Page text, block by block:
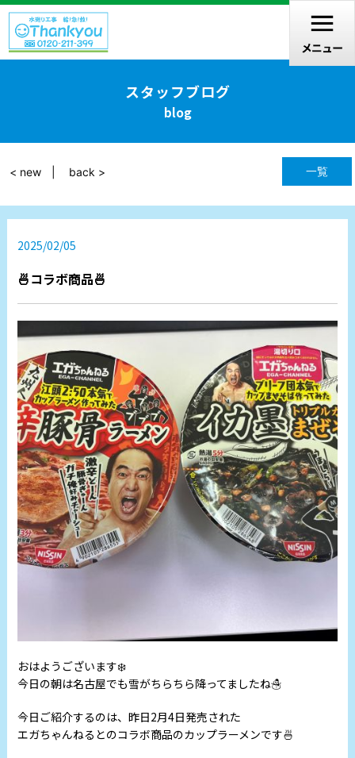
スタッフブログ
blog
一覧
< new back >
2025/02/05
🍜コラボ商品🍜
おはようございます❄️
今日の朝は名古屋でも雪がちらちら降ってましたね☃️
今日ご紹介するのは、昨日2月4日発売された
エガちゃんねるとのコラボ商品のカップラーメンです🍜